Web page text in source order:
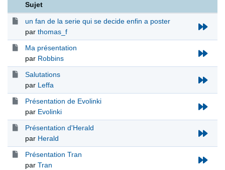
Sujet
un fan de la serie qui se decide enfin a poster
par thomas_f
Ma présentation
par Robbins
Salutations
par Leffa
Présentation de Evolinki
par Evolinki
Présentation d'Herald
par Herald
Présentation Tran
par Tran